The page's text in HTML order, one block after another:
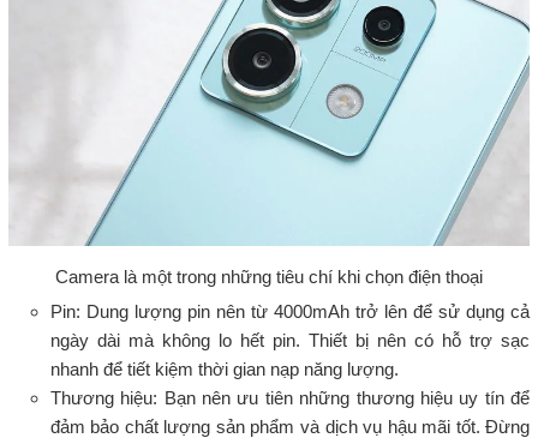
Camera là một trong những tiêu chí khi chọn điện thoại
Pin: Dung lượng pin nên từ 4000mAh trở lên để sử dụng cả
ngày dài mà không lo hết pin. Thiết bị nên có hỗ trợ sạc
nhanh để tiết kiệm thời gian nạp năng lượng.
Thương hiệu: Bạn nên ưu tiên những thương hiệu uy tín để
đảm bảo chất lượng sản phẩm và dịch vụ hậu mãi tốt. Đừng